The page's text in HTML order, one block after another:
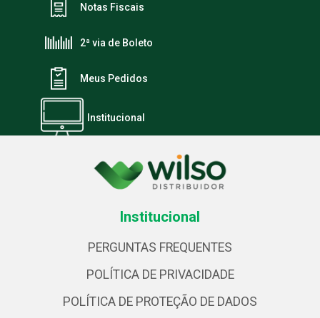
Notas Fiscais
2ª via de Boleto
Meus Pedidos
Institucional
Institucional
PERGUNTAS FREQUENTES
POLÍTICA DE PRIVACIDADE
POLÍTICA DE PROTEÇÃO DE DADOS